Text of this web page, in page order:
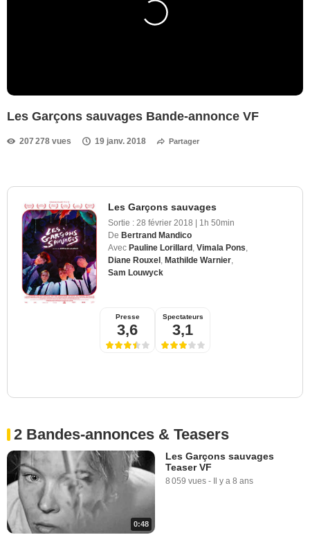
Les Garçons sauvages Bande-annonce VF
207 278 vues 19 janv. 2018 Partager
Les Garçons sauvages
Sortie : 28 février 2018 | 1h 50min
De Bertrand Mandico
Avec Pauline Lorillard Vimala Pons
Diane Rouxel Mathilde Warnier
Sam Louwyck
Presse
3,6
Spectateurs
3,1
2 Bandes-annonces & Teasers
0:48
Les Garçons sauvages
Teaser VF
8 059 vues - Il y a 8 ans